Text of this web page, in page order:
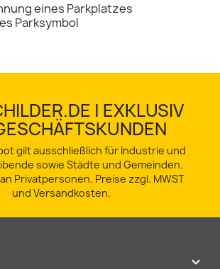
eines Parkplatzes
Parksymbol
| EXKLUSIV
gilt ausschließlich für Industrie und
sowie Städte und Gemeinden.
Privatpersonen. Preise zzgl. MWST
und Versandkosten.
